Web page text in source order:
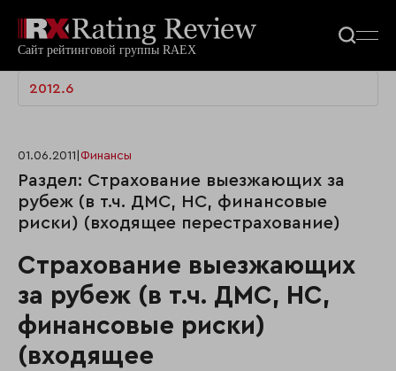
2012.6
01.06.2011 Финансы
Раздел: Страхование выезжающих за
рубеж (в т.ч. ДМС, НС, финансовые
риски) (входящее перестрахование)
Страхование выезжающих
за рубеж (в т.ч. ДМС, НС,
финансовые риски)
(входящее